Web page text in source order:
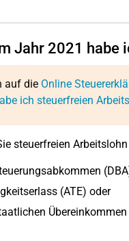
Jahr 2021 habe
auf die Online
ich steuerfreien
steuerfreien
(ATE) oder
Übereinkommen